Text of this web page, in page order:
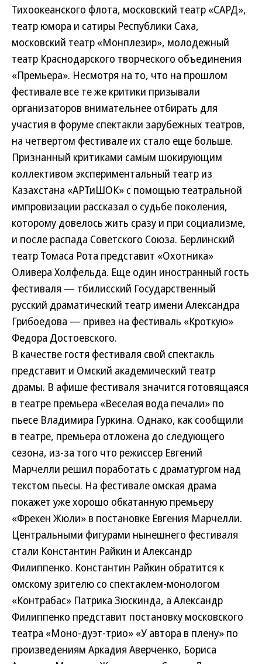
Тихоокеанского флота, московский театр «САРД»,
театр юмора и сатиры Республики Саха,
московский театр «Монплезир», молодежный
театр Краснодарского творческого объединения
«Премьера». Несмотря на то, что на прошлом
фестивале все те же критики призывали
организаторов внимательнее отбирать для
участия в форуме спектакли зарубежных театров,
на четвертом фестивале их стало еще больше.
Признанный критиками самым шокирующим
коллективом экспериментальный театр из
Казахстана «АРТиШОК» с помощью театральной
импровизации рассказал о судьбе поколения,
которому довелось жить сразу и при социализме,
и после распада Советского Союза. Берлинский
театр Томаса Рота представит «Охотника»
Оливера Холфельда. Еще один иностранный гость
фестиваля — тбилисский Государственный
русский драматический театр имени Александра
Грибоедова — привез на фестиваль «Кроткую»
Федора Достоевского.
В качестве гостя фестиваля свой спектакль
представит и Омский академический театр
драмы. В афише фестиваля значится готовящаяся
в театре премьера «Веселая вода печали» по
пьесе Владимира Гуркина. Однако, как сообщили
в театре, премьера отложена до следующего
сезона, из-за того что режиссер Евгений
Марчелли решил поработать с драматургом над
текстом пьесы. На фестивале омская драма
покажет уже хорошо обкатанную премьеру
«Фрекен Жюли» в постановке Евгения Марчелли.
Центральными фигурами нынешнего фестиваля
стали Константин Райкин и Александр
Филиппенко. Константин Райкин обратится к
омскому зрителю со спектаклем-монологом
«Контрабас» Патрика Зюскинда, а Александр
Филиппенко представит постановку московского
театра «Моно-дуэт-трио» «У автора в плену» по
произведениям Аркадия Аверченко, Бориса